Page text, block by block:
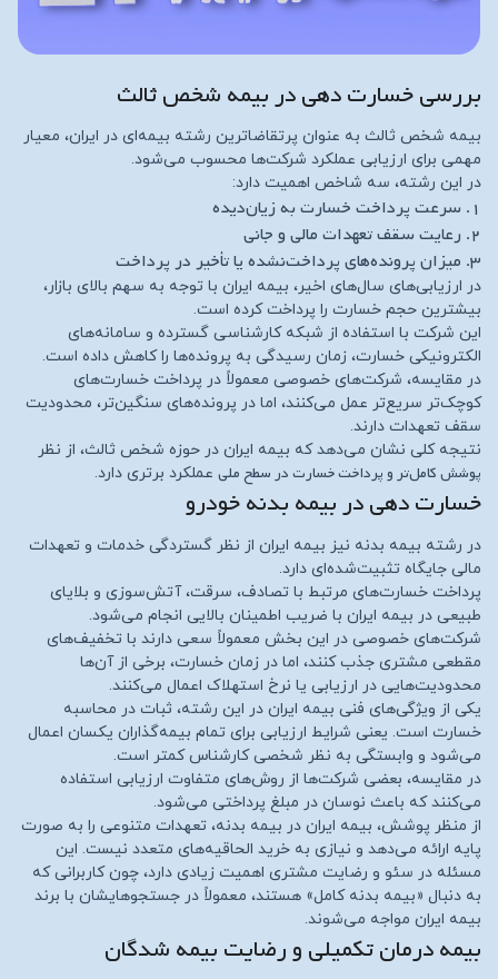
بررسی خسارت‌ دهی در بیمه شخص ثالث
بیمه شخص ثالث به عنوان پرتقاضاترین رشته بیمه‌ای در ایران، معیار
مهمی برای ارزیابی عملکرد شرکت‌ها محسوب می‌شود.
در این رشته، سه شاخص اهمیت دارد:
۱. سرعت پرداخت خسارت به زیان‌دیده
۲. رعایت سقف تعهدات مالی و جانی
۳. میزان پرونده‌های پرداخت‌نشده یا تأخیر در پرداخت
در ارزیابی‌های سال‌های اخیر، بیمه ایران با توجه به سهم بالای بازار،
بیشترین حجم خسارت را پرداخت کرده است.
این شرکت با استفاده از شبکه کارشناسی گسترده و سامانه‌های
الکترونیکی خسارت، زمان رسیدگی به پرونده‌ها را کاهش داده است.
در مقایسه، شرکت‌های خصوصی معمولاً در پرداخت خسارت‌های
کوچک‌تر سریع‌تر عمل می‌کنند، اما در پرونده‌های سنگین‌تر، محدودیت
سقف تعهدات دارند.
نتیجه کلی نشان می‌دهد که بیمه ایران در حوزه شخص ثالث، از نظر
پوشش کامل‌تر و پرداخت خسارت در سطح ملی عملکرد برتری دارد.
خسارت‌ دهی در بیمه بدنه خودرو
در رشته بیمه بدنه نیز بیمه ایران از نظر گستردگی خدمات و تعهدات
مالی جایگاه تثبیت‌شده‌ای دارد.
پرداخت خسارت‌های مرتبط با تصادف، سرقت، آتش‌سوزی و بلایای
طبیعی در بیمه ایران با ضریب اطمینان بالایی انجام می‌شود.
شرکت‌های خصوصی در این بخش معمولاً سعی دارند با تخفیف‌های
مقطعی مشتری جذب کنند، اما در زمان خسارت، برخی از آن‌ها
محدودیت‌هایی در ارزیابی یا نرخ استهلاک اعمال می‌کنند.
یکی از ویژگی‌های فنی بیمه ایران در این رشته، ثبات در محاسبه
خسارت است. یعنی شرایط ارزیابی برای تمام بیمه‌گذاران یکسان اعمال
می‌شود و وابستگی به نظر شخصی کارشناس کمتر است.
در مقایسه، بعضی شرکت‌ها از روش‌های متفاوت ارزیابی استفاده
می‌کنند که باعث نوسان در مبلغ پرداختی می‌شود.
از منظر پوشش، بیمه ایران در بیمه بدنه، تعهدات متنوعی را به صورت
پایه ارائه می‌دهد و نیازی به خرید الحاقیه‌های متعدد نیست. این
مسئله در سئو و رضایت مشتری اهمیت زیادی دارد، چون کاربرانی که
به دنبال «بیمه بدنه کامل» هستند، معمولاً در جستجوهایشان با برند
بیمه ایران مواجه می‌شوند.
بیمه درمان تکمیلی و رضایت بیمه‌ شدگان